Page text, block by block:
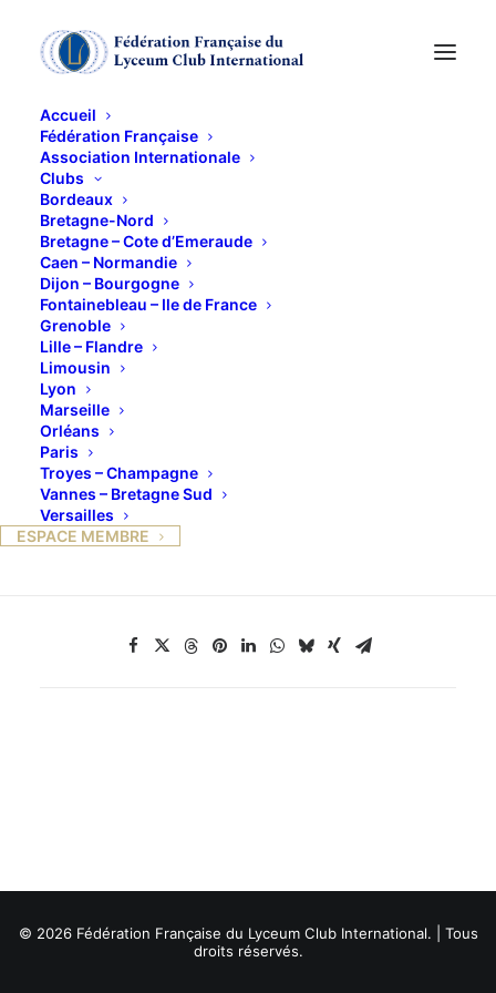
Accueil
Fédération Française
Association Internationale
Clubs
Bordeaux
Bretagne-Nord
Bretagne – Cote d’Emeraude
Caen – Normandie
Dijon – Bourgogne
Fontainebleau – Ile de France
Grenoble
Lille – Flandre
Limousin
Lyon
Marseille
Orléans
Paris
Troyes – Champagne
Vannes – Bretagne Sud
Versailles
ESPACE MEMBRE
GROUPE REFLEXION /
DISCUSSION
• Groupe « Réflexion /Discussion »
Dates et lieu à déterminer
Responsable : Christiane Rolet.
© 2026 Fédération Française du Lyceum Club International. | Tous
droits réservés.